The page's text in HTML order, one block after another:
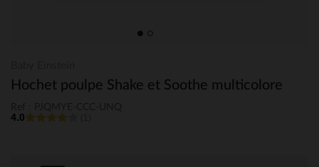
Hochet poulpe Shake et Soothe multicolore
4.0